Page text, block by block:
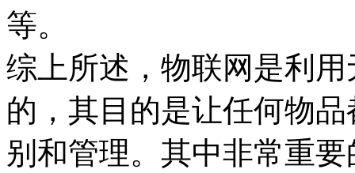
等。
综上所述，物联网是利
的，其目的是让任何物
别和管理。其中非常重